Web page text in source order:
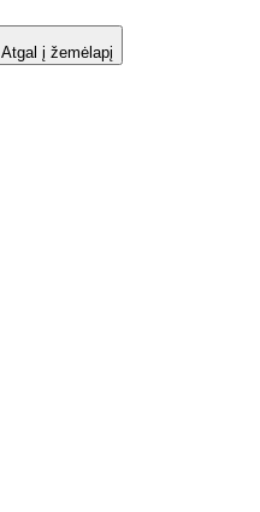
Atgal į žemėlapį